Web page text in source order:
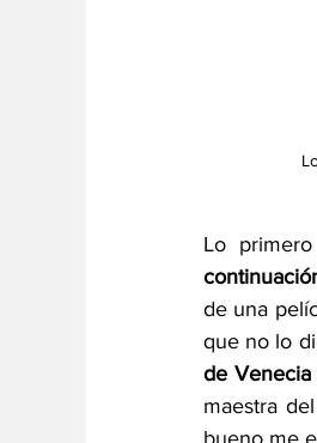
Lo
de una
que no lo
de Venecia
maestra